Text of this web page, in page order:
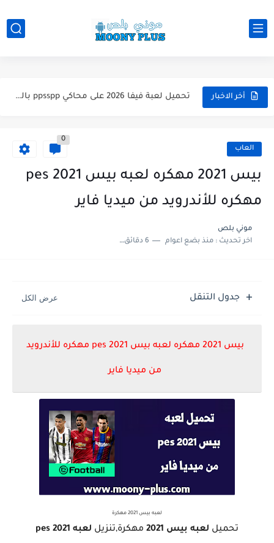
أخر الاخبار تحميل لعبة فيفا 2026 على محاكي ppsspp بالتعليق العربي للاندرويد...
تحميل لعبة بيس 12 مود بيس 2025 للاندرويد آخر الانتقالات... العاب
0
بيس 2021 مهكره لعبه بيس pes 2021
مهكره للأندرويد من ميديا فاير
موني بلص
اخر تحديث :منذ بضع اعوام 6 دقائق للقراءة
جدول التنقل
بيس 2021 مهكره لعبه بيس pes 2021 مهكره للأندرويد
من ميديا فاير
لعبه بيس 2021 مهكرة
تحميل لعبه بيس 2021 مهكرة,تنزيل
لعبه pes 2021